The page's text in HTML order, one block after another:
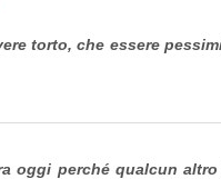
torto, che essere
oggi perché qualcun